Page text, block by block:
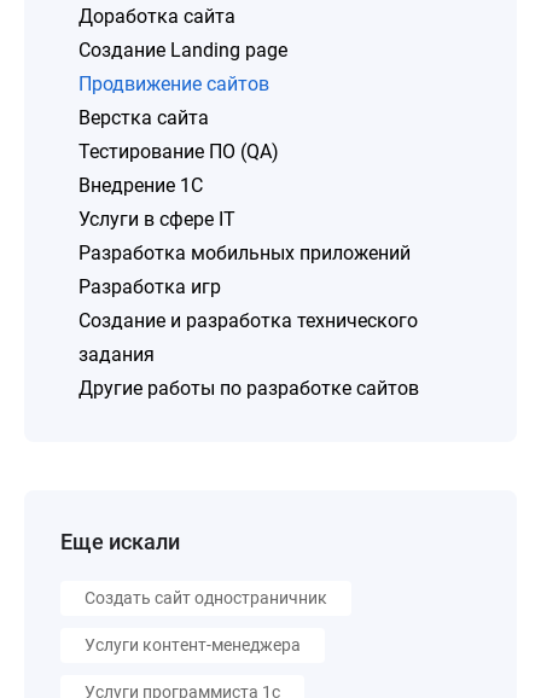
Доработка сайта
Создание Landing page
Продвижение сайтов
Верстка сайта
Тестирование ПО (QA)
Внедрение 1C
Услуги в сфере IT
Разработка мобильных приложений
Разработка игр
Создание и разработка технического
задания
Другие работы по разработке сайтов
Еще искали
Создать сайт одностраничник
Услуги контент-менеджера
Услуги программиста 1с